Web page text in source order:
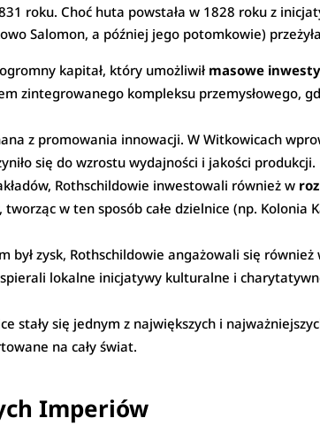
roku. Choć huta powstała w 1828 roku z
Salomon, a później jego potomkowie)
kapitał, który umożliwił masowe
zintegrowanego kompleksu przemysłowego,
z promowania innowacji. W Witkowicach
się do wzrostu wydajności i jakości produkcji.
Rothschildowie inwestowali również w
w ten sposób całe dzielnice (np. Kolonia
był zysk, Rothschildowie angażowali się
lokalne inicjatywy kulturalne i
stały się jednym z największych i
na cały świat.
Imperiów